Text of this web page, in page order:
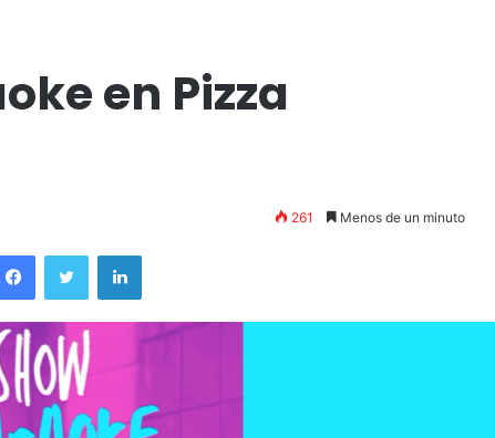
en Pizza
261 Menos de un minuto